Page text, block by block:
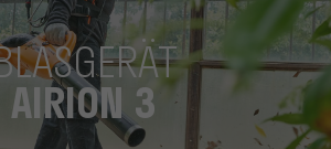
AIRION 3